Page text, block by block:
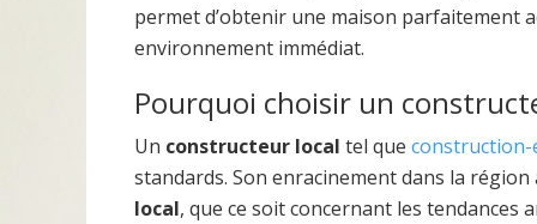
permet d’obtenir une maison parfaitement
environnement immédiat.
Pourquoi choisir un
Un constructeur local tel que
standards. Son enracinement dans la région
local, que ce soit concernant les tendances